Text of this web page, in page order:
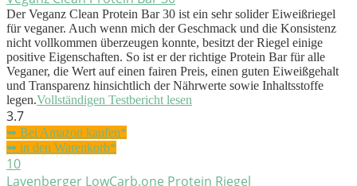
Der Veganz Clean Protein Bar 30 ist ein sehr solider Eiweißriegel
für veganer. Auch wenn mich der Geschmack und die Konsistenz
nicht vollkommen überzeugen konnte, besitzt der Riegel einige
positive Eigenschaften. So ist er der richtige Protein Bar für alle
Veganer, die Wert auf einen fairen Preis, einen guten Eiweißgehalt
und Transparenz hinsichtlich der Nährwerte sowie Inhaltsstoffe
legen.Vollständigen Testbericht lesen
3.7
➥ Bei Amazon kaufen*
➥ in den Warenkorb*
10
Layenberger LowCarb.one Protein Riegel